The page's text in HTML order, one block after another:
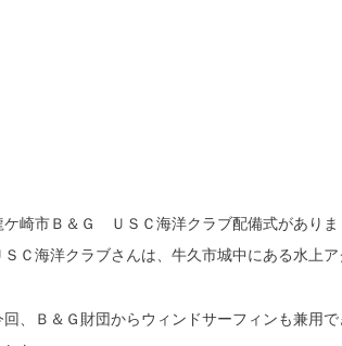
ケ崎市Ｂ＆Ｇ ＵＳＣ海洋クラブ配備式がありま
ＳＣ海洋クラブさんは、牛久市城中にある水上
回、Ｂ＆Ｇ財団からウィンドサーフィンも兼用